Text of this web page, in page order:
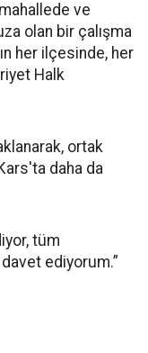
ve
olan bir çalışma
her ilçesinde, her
Halk
ortak
daha da
tüm
ediyorum.”